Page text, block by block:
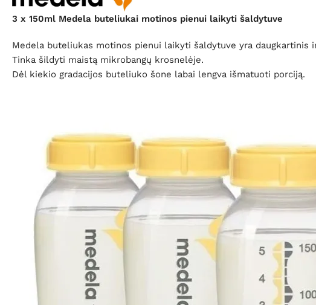
3 x 150ml Medela buteliukai motinos pienui laikyti šaldytuve
Medela buteliukas motinos pienui laikyti šaldytuve yra daugkartinis
Tinka šildyti maistą mikrobangų krosnelėje.
Dėl kiekio gradacijos buteliuko šone labai lengva išmatuoti porciją.